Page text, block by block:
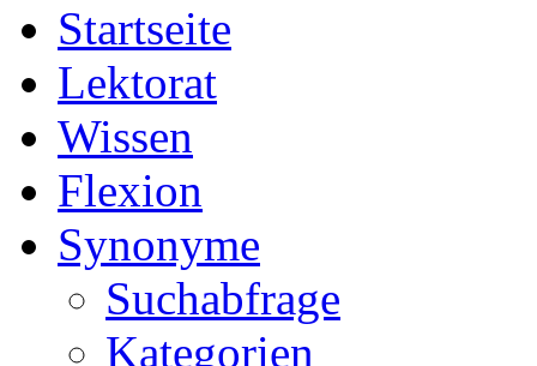
Startseite
Lektorat
Wissen
Flexion
Synonyme
Suchabfrage
Kategorien